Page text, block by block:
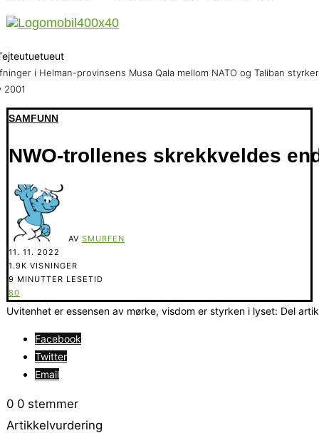
i Helman-provinsens Musa Qala mellom NATO og Taliban
2001
SAMFUNN
NWO-trollenes skrekkveldes
AV SMURFEN
11. 11. 2022
1.9K VISNINGER
9 MINUTTER LESETID
80
Uvitenhet er essensen av mørke, visdom er styrken i lyset: Del
Facebook
Twitter
Email
0 0 stemmer
Artikkelvurdering